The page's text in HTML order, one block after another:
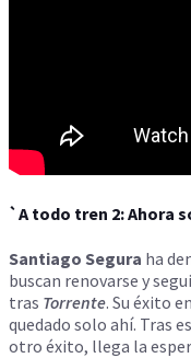
`A todo tren 2: Ahora
Santiago Segura ha
buscan renovarse y
tras Torrente. Su éxito en
quedado solo ahí. Tras
otro éxito, llega la